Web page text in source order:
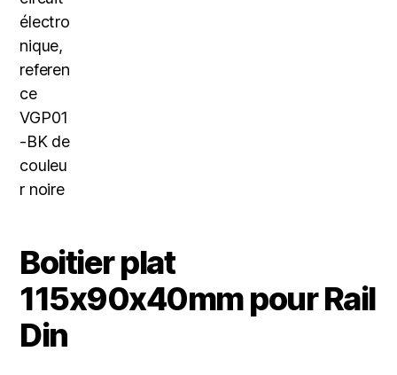
Boitier plat
115x90x40mm pour Rail
Din